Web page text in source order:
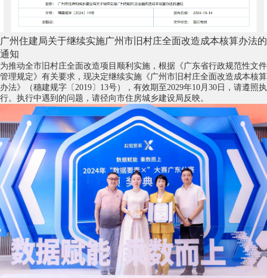
广州住建局关于继续实施广州市旧村庄全面改造成本核算办法的
通知
为推动全市旧村庄全面改造项目顺利实施，根据《广东省行政规范性文件
管理规定》有关要求，现决定继续实施《广州市旧村庄全面改造成本核算
办法》（穗建规字〔2019〕13号），有效期至2029年10月30日，请遵照执
行。执行中遇到的问题，请径向市住房城乡建设局反映。